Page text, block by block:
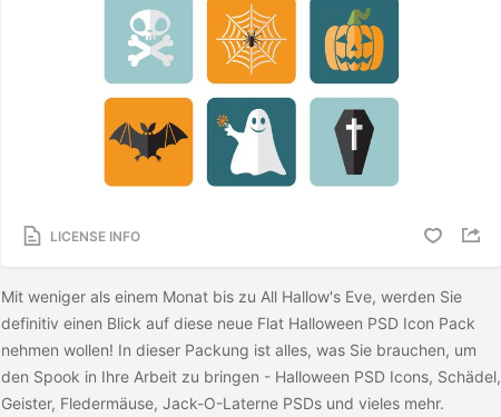
LICENSE INFO
Mit weniger als einem Monat bis zu All Hallow's Eve, werden Sie
definitiv einen Blick auf diese neue Flat Halloween PSD Icon Pack
nehmen wollen! In dieser Packung ist alles, was Sie brauchen, um
den Spook in Ihre Arbeit zu bringen - Halloween PSD Icons, Schädel,
Geister, Fledermäuse, Jack-O-Laterne PSDs und vieles mehr.